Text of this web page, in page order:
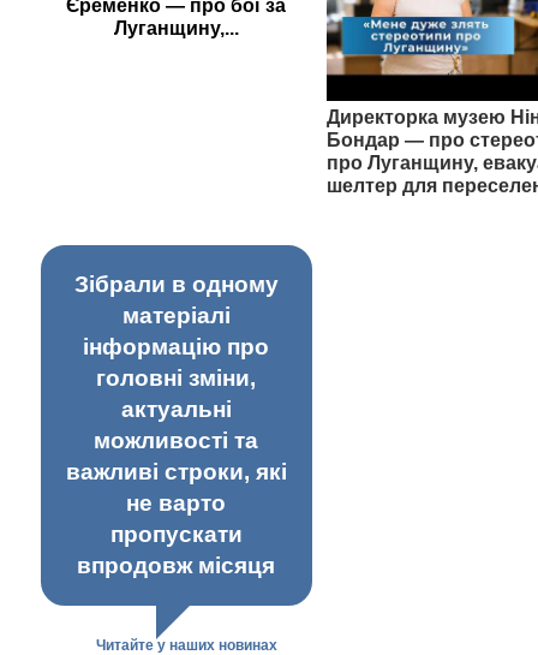
Єременко — про бої за
Луганщину,...
Директорка музею
Бондар — про
про Луганщину,
шелтер для
Зібрали в одному
матеріалі
інформацію про
головні зміни,
актуальні
можливості та
важливі строки, які
не варто
пропускати
впродовж місяця
Читайте у наших новинах